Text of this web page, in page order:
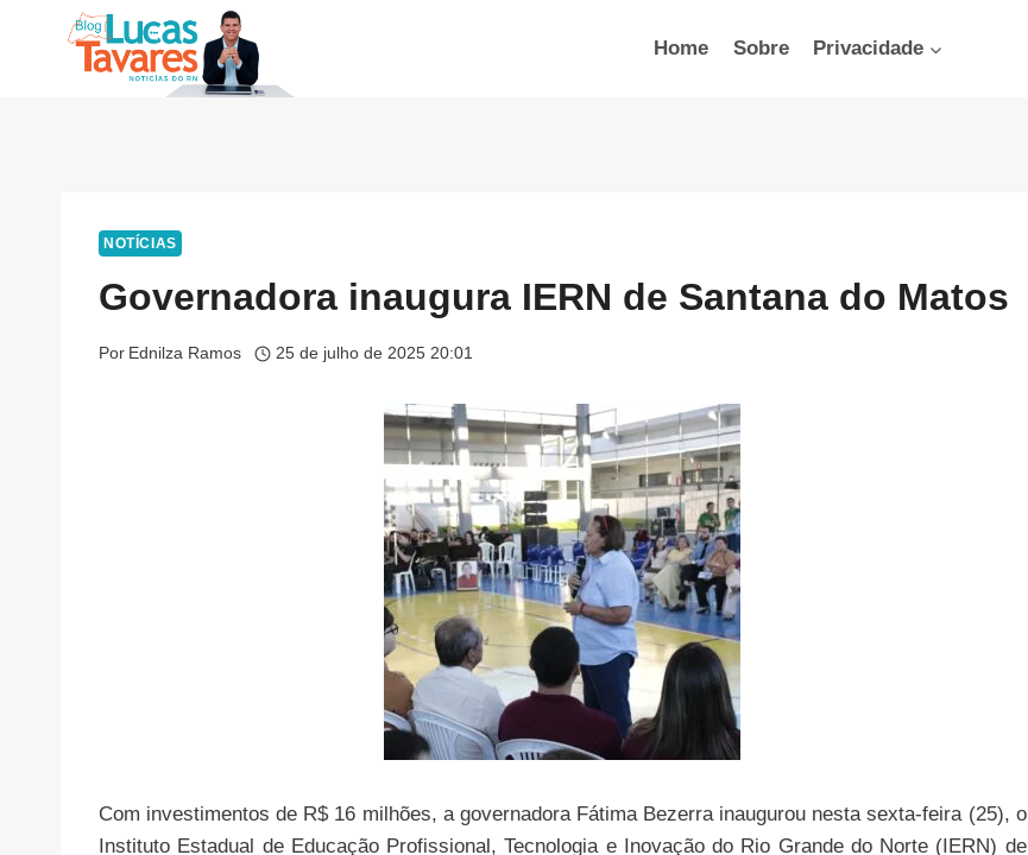
Home Sobre Privacidade
NOTÍCIAS
Governadora inaugura IERN de Santana do Matos
Por Ednilza Ramos 25 de julho de 2025 20:01
Com investimentos de R$ 16 milhões, a governadora Fátima Bezerra inaugurou nesta sexta-feira (25), o
Instituto Estadual de Educação Profissional, Tecnologia e Inovação do Rio Grande do Norte (IERN) de